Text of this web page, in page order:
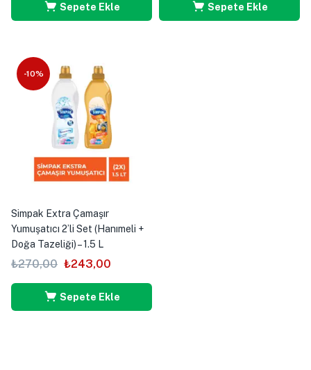
Sepete Ekle Sepete Ekle
-10%
Simpak Extra Çamaşır
Yumuşatıcı 2’li Set (Hanımeli +
Doğa Tazeliği) – 1.5 L
₺270,00 ₺243,00
Sepete Ekle